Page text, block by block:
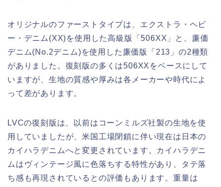
オリジナルのファーストタイプは、エクストラ・ヘビ
ー・デニム(XX)を使用した高級版「506XX」と、廉価
デニム(No.2デニム)を使用した廉価版「213」の2種類
がありました。復刻版の多くは506XXをベースにして
いますが、生地の質感や厚みは各メーカーや時代によ
って差があります。
LVCの復刻版は、以前はコーンミルズ社製の生地を使
用していましたが、米国工場閉鎖に伴い現在は日本の
カイハラデニムへと変更されています。カイハラデニ
ムはヴィンテージ風に色落ちする特性があり、タテ落
ち感も再現されているとの評価もあります。重量は